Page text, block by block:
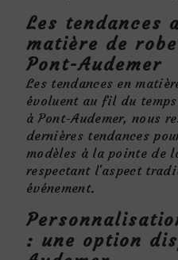
Les tendances
matière de
Pont-Audemer
Les tendances en
évoluent au fil du
à Pont-Audemer, nous
dernières tendances
modèles à la pointe de
respectant l'aspect
événement.
: une option